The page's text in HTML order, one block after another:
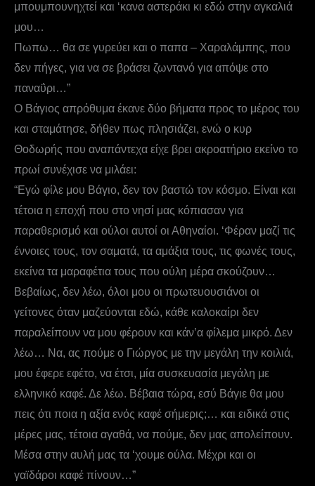
μπουμπουνηχτεί και ‘κανα αστεράκι κι εδώ στην αγκαλιά
μου…
Πωπω… θα σε γυρεύει και ο παπα – Χαραλάμπης, που
δεν πήγες, για να σε βράσει ζωντανό για απόψε στο
παναΰρι…”
Ο Βάγιος απρόθυμα έκανε δύο βήματα προς το μέρος του
και σταμάτησε, δήθεν πως πλησιάζει, ενώ ο κυρ
Θοδωρής που αναπάντεχα είχε βρει ακροατήριο εκείνο το
πρωί συνέχισε να μιλάει:
“Εγώ φίλε μου Βάγιο, δεν τον βαστώ τον κόσμο. Είναι και
τέτοια η εποχή που στο νησί μας κόπιασαν για
παραθερισμό και ούλοι αυτοί οι Αθηναίοι. ‘Φέραν μαζί τις
έννοιες τους, τον σαματά, τα αμάξια τους, τις φωνές τους,
εκείνα τα μαραφέτια τους που ούλη μέρα σκούζουν…
Βεβαίως, δεν λέω, όλοι μου οι πρωτευουσιάνοι οι
γείτονες όταν μαζεύονται εδώ, κάθε καλοκαίρι δεν
παραλείπουν να μου φέρουν και κάν’α φίλεμα μικρό. Δεν
λέω… Να, ας πούμε ο Γιώργος με την μεγάλη την κοιλιά,
μου έφερε εφέτο, να έτσι, μία συσκευασία μεγάλη με
ελληνικό καφέ. Δε λέω. Βέβαια τώρα, εσύ Βάγιε θα μου
πεις ότι ποια η αξία ενός καφέ σήμερις;… και ειδικά στις
μέρες μας, τέτοια αγαθά, να πούμε, δεν μας απολείπουν.
Μέσα στην αυλή μας τα ‘χουμε ούλα. Μέχρι και οι
γαϊδάροι καφέ πίνουν…”